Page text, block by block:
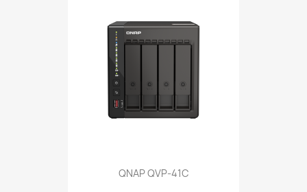
QNAP QVP-41C